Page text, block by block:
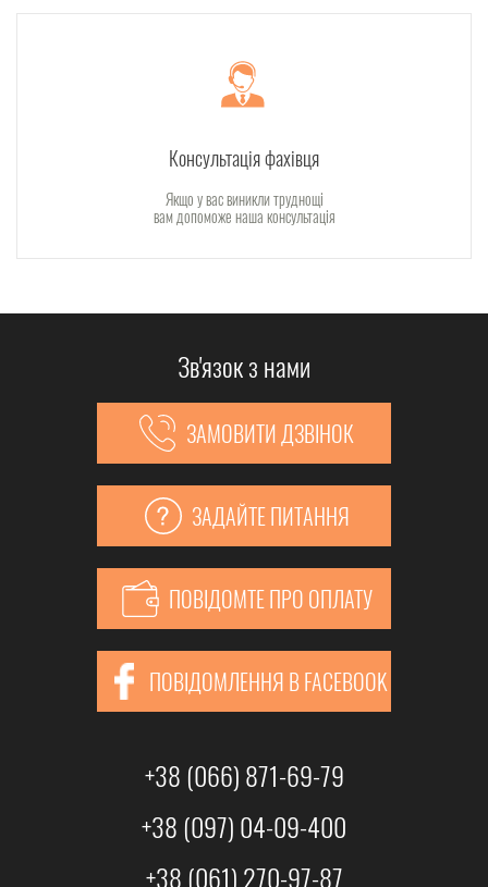
Консультація фахівця
Якщо у вас виникли труднощі
вам допоможе наша консультація
Зв'язок з нами
ЗАМОВИТИ ДЗВІНОК
ЗАДАЙТЕ ПИТАННЯ
ПОВІДОМТЕ ПРО ОПЛАТУ
ПОВІДОМЛЕННЯ В FACEBOOK
+38 (066) 871-69-79
+38 (097) 04-09-400
+38 (061) 270-97-87